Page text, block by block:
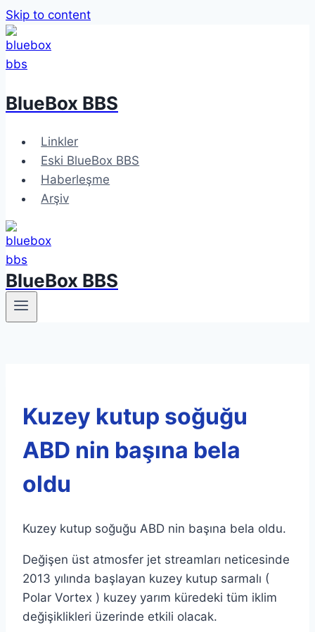
Skip to content
BlueBox BBS
Linkler
Eski BlueBox BBS
Haberleşme
Arşiv
BlueBox BBS
Kuzey kutup soğuğu
ABD nin başına bela
oldu
Kuzey kutup soğuğu ABD nin başına bela oldu.
Değişen üst atmosfer jet streamları neticesinde
2013 yılında başlayan kuzey kutup sarmalı (
Polar Vortex ) kuzey yarım küredeki tüm iklim
değişiklikleri üzerinde etkili olacak.